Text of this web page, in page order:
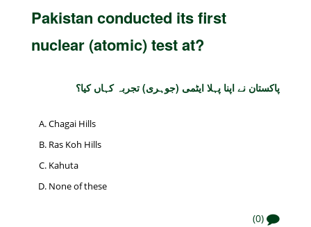
Pakistan conducted its first
nuclear (atomic) test at?
پاکستان نے اپنا پہلا ایٹمی (جوہری) تجربہ کہاں کیا؟
Chagai Hills
Ras Koh Hills
Kahuta
None of these
(0)